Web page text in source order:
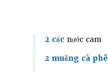
2 cốc nước cam
2 muỗng cà phê